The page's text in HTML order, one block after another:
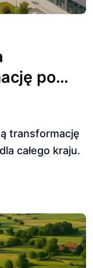
po
całego kraju.